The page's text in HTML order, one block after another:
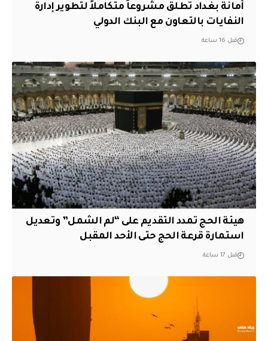
أمانة بغداد تطلق مشروعاً متكاملاً لتطوير إدارة
النفايات بالتعاون مع البنك الدولي
قبل 16 ساعة
هيئة الحج تمدد التقديم على “لم الشمل” وتعديل
استمارة قرعة الحج حتى الأحد المقبل
قبل 17 ساعة